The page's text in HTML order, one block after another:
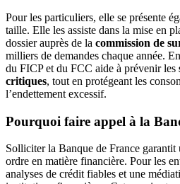
Pour les particuliers, elle se présente
taille. Elle les assiste dans la mise en
dossier auprès de la commission de
milliers de demandes chaque année.
du FICP et du FCC aide à prévenir les
critiques, tout en protégeant les
l’endettement excessif.
Pourquoi faire appel à la
Solliciter la Banque de France garantit
ordre en matière financière. Pour les
analyses de crédit fiables et une